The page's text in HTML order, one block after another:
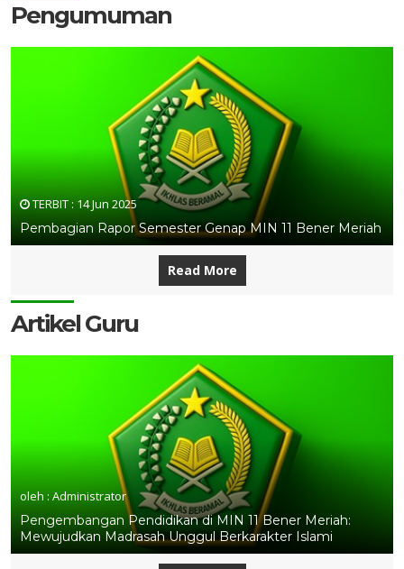
Pengumuman
TERBIT : 14 Jun 2025
Pembagian Rapor Semester Genap MIN 11 Bener Meriah
Read More
Artikel Guru
oleh : Administrator
Pengembangan Pendidikan di MIN 11 Bener Meriah:
Mewujudkan Madrasah Unggul Berkarakter Islami